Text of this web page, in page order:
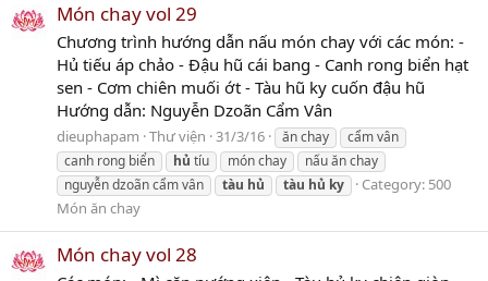
Món chay vol 29
Chương trình hướng dẫn nấu món chay với các món: -
Hủ tiếu áp chảo - Đậu hũ cái bang - Canh rong biển hạt
sen - Cơm chiên muối ớt - Tàu hũ ky cuốn đậu hũ
Hướng dẫn: Nguyễn Dzoãn Cẩm Vân
dieuphapam Thư viện 31/3/16 ăn chay
cẩm vân
canh rong biển
hủ tíu món chay
nấu ăn chay
nguyễn dzoãn cẩm vân
tàu hủ tàu hủ ky Category: 500
Món ăn chay
Món chay vol 28